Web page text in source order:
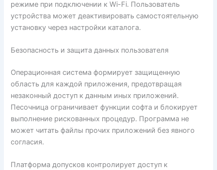
режиме при подключении к Wi-Fi. Пользователь
устройства может деактивировать самостоятельную
установку через настройки каталога.
Безопасность и защита данных пользователя
Операционная система формирует защищенную
область для каждой приложения, предотвращая
незаконный доступ к данным иных приложений.
Песочница ограничивает функции софта и блокирует
выполнение рискованных процедур. Программа не
может читать файлы прочих приложений без явного
согласия.
Платформа допусков контролирует доступ к